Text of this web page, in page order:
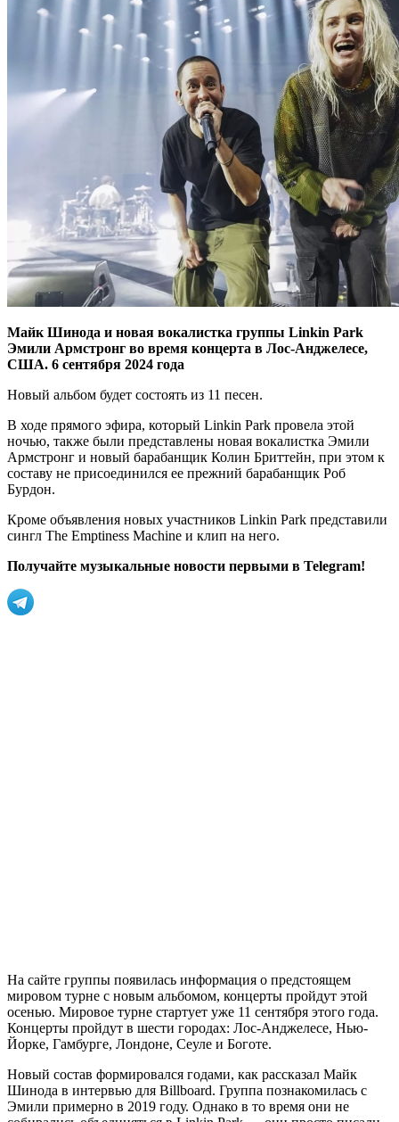
Майк Шинода и новая вокалистка группы Linkin Park
Эмили Армстронг во время концерта в Лос-Анджелесе,
США. 6 сентября 2024 года
Новый альбом будет состоять из 11 песен.
В ходе прямого эфира, который Linkin Park провела этой
ночью, также были представлены новая вокалистка Эмили
Армстронг и новый барабанщик Колин Бриттейн, при этом к
составу не присоединился ее прежний барабанщик Роб
Бурдон.
Кроме объявления новых участников Linkin Park представили
сингл The Emptiness Machine и клип на него.
Получайте музыкальные новости первыми в Telegram!
На сайте группы появилась информация о предстоящем
мировом турне с новым альбомом, концерты пройдут этой
осенью. Мировое турне стартует уже 11 сентября этого года.
Концерты пройдут в шести городах: Лос-Анджелесе, Нью-
Йорке, Гамбурге, Лондоне, Сеуле и Боготе.
Новый состав формировался годами, как рассказал Майк
Шинода в интервью для Billboard. Группа познакомилась с
Эмили примерно в 2019 году. Однако в то время они не